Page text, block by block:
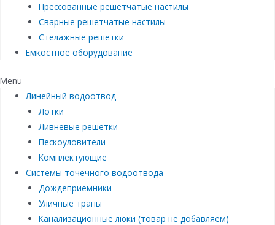
Прессованные решетчатые настилы
Сварные решетчатые настилы
Стелажные решетки
Емкостное оборудование
Menu
Линейный водоотвод
Лотки
Ливневые решетки
Пескоуловители
Комплектующие
Системы точечного водоотвода
Дождеприемники
Уличные трапы
Канализационные люки (товар не добавляем)